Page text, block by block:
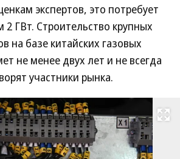
экспертов, это потребует
2 ГВт. Строительство крупных
на базе китайских газовых
не менее двух лет и не всегда
участники рынка.
Развернуть